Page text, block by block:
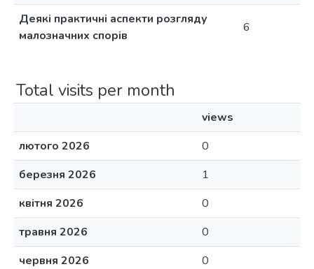
Деякі практичні аспекти розгляду
малозначних спорів
6
Total visits per month
views
лютого 2026
0
березня 2026
1
квітня 2026
0
травня 2026
0
червня 2026
0